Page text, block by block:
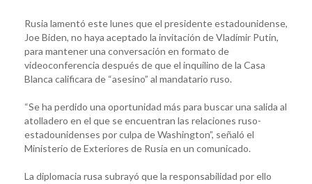
Rusia lamentó este lunes que el presidente estadounidense,
Joe Biden, no haya aceptado la invitación de Vladímir Putin,
para mantener una conversación en formato de
videoconferencia después de que el inquilino de la Casa
Blanca calificara de “asesino” al mandatario ruso.
“Se ha perdido una oportunidad más para buscar una salida al
atolladero en el que se encuentran las relaciones ruso-
estadounidenses por culpa de Washington”, señaló el
Ministerio de Exteriores de Rusia en un comunicado.
La diplomacia rusa subrayó que la responsabilidad por ello